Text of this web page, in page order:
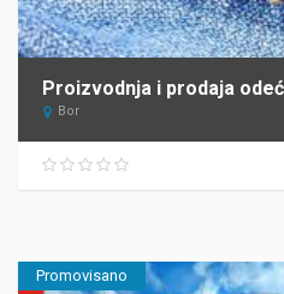
Proizvodnja i prodaja
Bor
Promovisano